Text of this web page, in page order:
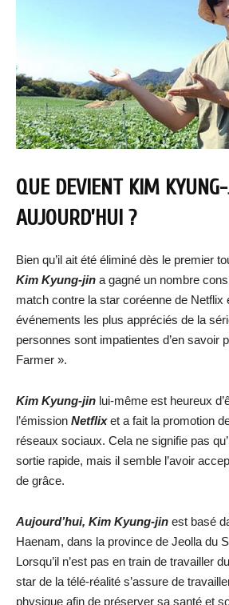
QUE DEVIENT KIM
AUJOURD’HUI ?
Bien qu’il ait été éliminé dès le premier
Kim Kyung-jin a gagné un nombre
match contre la star coréenne de Netflix
événements les plus appréciés de la
personnes sont impatientes d’en savoir
Farmer ».
Kim Kyung-jin lui-même est heureux
l’émission Netflixet a fait la promotion
réseaux sociaux. Cela ne signifie pas
sortie rapide, mais il semble l’avoir
de grâce.
Aujourd’hui, Kim Kyung-jin est basé
Haenam, dans la province de Jeolla du
Lorsqu’il n’est pas en train de travailler
star de la télé-réalité s’assure de
physique afin de préserver sa santé et